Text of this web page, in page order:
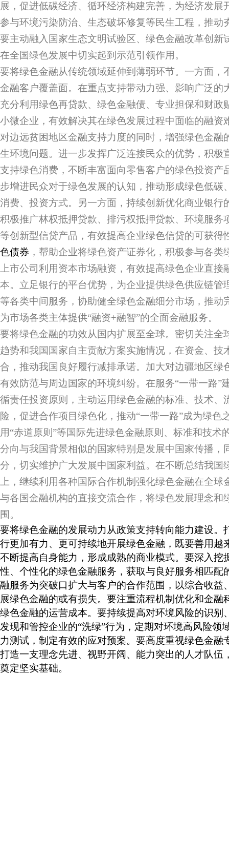
展，促进低碳经济、循环经济构建完善，为经济发展
参与环境污染防治、生态破坏修复等民生工程，推动
要主动融入国家生态文明试验区、绿色金融改革创新
在全国绿色发展中切实起到示范引领作用。
要将绿色金融从传统领域延伸到薄弱环节。一方面，
金融客户覆盖面。在重点支持带动力强、影响广泛的
充分利用绿色再贷款、绿色金融债、专业担保和财政
小微企业，有效解决其在绿色发展过程中面临的融资
对边远贫困地区金融支持力度的同时，增强绿色金融
生环境问题。进一步发挥广泛连接民众的优势，积极
支持绿色消费，不断丰富面向零售客户的绿色投资产
步增进民众对于绿色发展的认知，推动形成绿色低碳
消费、投资方式。另一方面，持续创新优化商业银行
积极推广林权抵押贷款、排污权抵押贷款、环境服务
等创新型信贷产品，有效提高企业绿色信贷的可获得
色债券 ，帮助企业将绿色资产证券化，积极参与各
上市公司利用资本市场融资，有效提高绿色企业直接
本。立足银行的平台优势，为企业提供绿色供应链管
等各类中间服务，协助健全绿色金融细分市场，推动
为市场各类主体提供“融资+融智”的全面金融服务。
要将绿色金融的功效从国内扩展至全球。密切关注全
趋势和我国国家自主贡献方案实施情况，在资金、技
合，推动我国良好履行减排承诺。加大对边疆地区绿
有效防范与周边国家的环境纠纷。在服务“一带一路”
循责任投资原则，主动运用绿色金融的标准、技术、
险，促进合作项目绿色化，推动“一带一路”成为绿色
用“赤道原则”等国际先进绿色金融原则、标准和技术
分向与我国背景相似的国家特别是发展中国家传播，
分，切实维护广大发展中国家利益。在不断总结我国
上，继续利用各种国际合作机制强化绿色金融在全
与各国金融机构的直接交流合作，将绿色发展理念和
围。
要将绿色金融的发展动力从政策支持转向能力建设。
行更加有力、更可持续地开展绿色金融，既要善用越
不断提高自身能力，形成成熟的商业模式。要深入挖
性、个性化的绿色金融服务，获取与良好服务相匹配
融服务为突破口扩大与客户的合作范围，以综合收益
展绿色金融的或有损失。要注重流程机制优化和金融
绿色金融的运营成本。要持续提高对环境风险的识别
发现和管控企业的“洗绿”行为，定期对环境高风险领
力测试，制定有效的应对预案。要高度重视绿色金融
打造一支理念先进、视野开阔、能力突出的人才队伍
奠定坚实基础。